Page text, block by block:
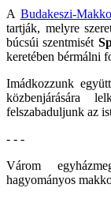
A Budakeszi-
tartják, melyre
búcsúi szentmisét
keretében bérmálni
Imádkozzunk
közbenjárására
felszabaduljunk az
- - -
Várom
hagyományos